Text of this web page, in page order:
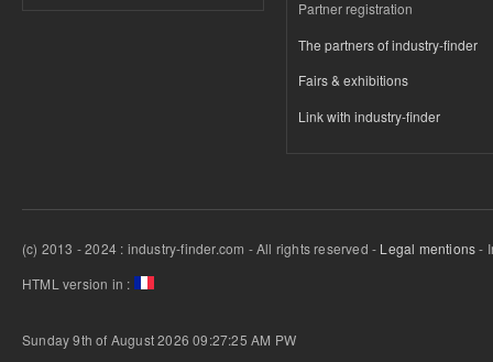
Partner registration
The partners of industry-finder
Fairs & exhibitions
Link with industry-finder
(c) 2013 - 2024 : industry-finder.com - All rights reserved - Legal mentions-
HTML version in :
Sunday 9th of August 2026 09:27:25 AM PW